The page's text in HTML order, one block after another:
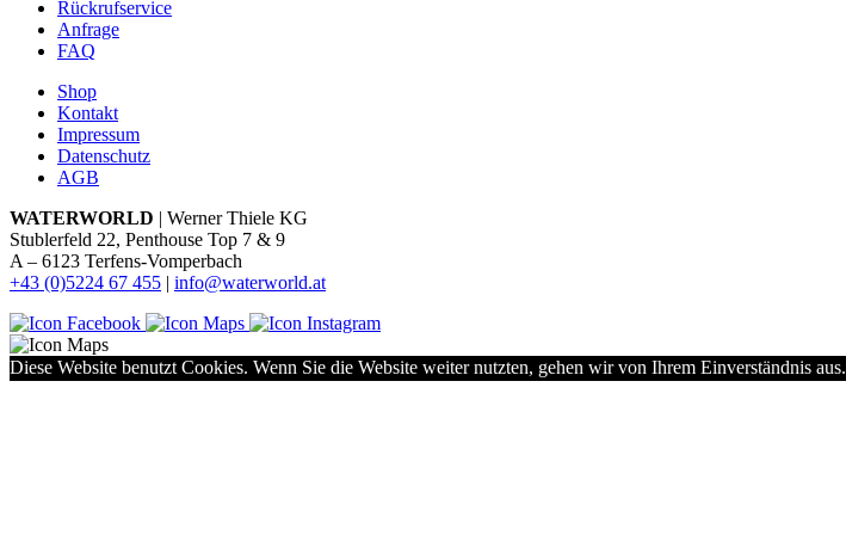
Rückrufservice
Anfrage
FAQ
Shop
Kontakt
Impressum
Datenschutz
AGB
WATERWORLD | Werner Thiele KG
Stublerfeld 22, Penthouse Top 7 & 9
A – 6123 Terfens-Vomperbach
+43 (0)5224 67 455 | info@waterworld.at
Diese Website benutzt Cookies. Wenn Sie die Website weiter nutzten, gehen wir von Ihrem Einverständnis aus.